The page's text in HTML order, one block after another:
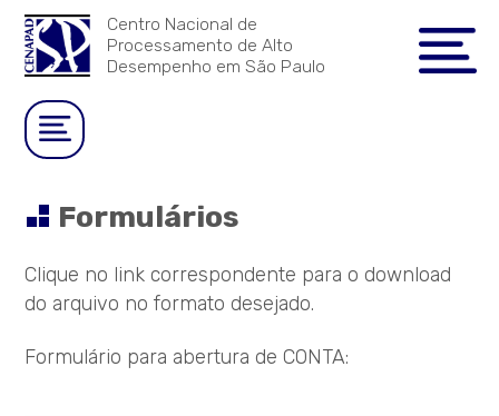
Centro Nacional de
Processamento de Alto
Desempenho em São Paulo
Formulários
Clique no link correspondente para o download
do arquivo no formato desejado.
Formulário para abertura de CONTA: